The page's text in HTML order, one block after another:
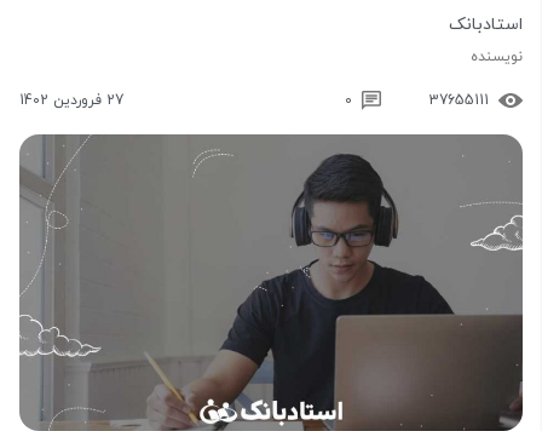
استادبانک
نویسنده
37655111
0 27 فروردین 1402